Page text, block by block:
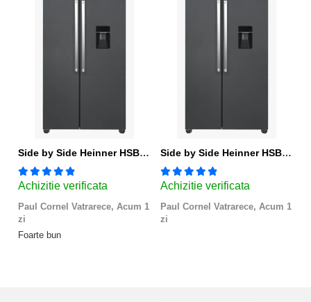
Side by Side Heinner HSBS-HM439NFINVDGWDE++, Total No Frost, Compresor Inverter, Dozator Apa, Display Touch LED, 439 L, Clasa E, Gri Antracit Texturat
Achizitie verificata
Paul Cornel Vatrarece, Acum 1
zi
Foarte bun
Side by Side Heinner HSBS-HM439NFINVDGWDE++, Total No Frost, Compresor Inverter, Dozator Apa, Display Touch LED, 439 L, Clasa E, Gri Antracit Texturat
Achizitie verificata
Paul Cornel Vatrarece, Acum 1
zi